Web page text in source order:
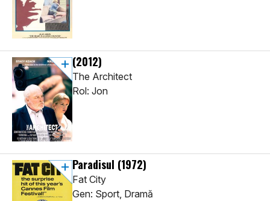
(2012)
The Architect
Rol: Jon
Paradisul (1972)
Fat City
Gen: Sport, Dramă